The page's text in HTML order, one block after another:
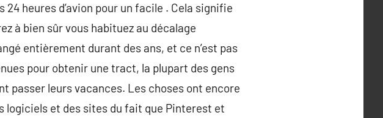
24 heures d’avion pour un facile . Cela signifie
à bien sûr vous habituez au décalage
entièrement durant des ans, et ce n’est pas
pour obtenir une tract, la plupart des gens
passer leurs vacances. Les choses ont encore
logiciels et des sites du fait que Pinterest et